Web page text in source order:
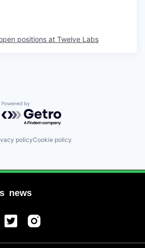
positions at Twelve Labs
Powered by Getro.com
policyCookie policy
news